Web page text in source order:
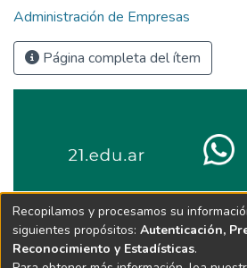
Administración de Empresas
Página completa del ítem
Recopilamos y procesamos su
siguientes propósitos: Autenticación,
Reconocimiento y Estadísticas.